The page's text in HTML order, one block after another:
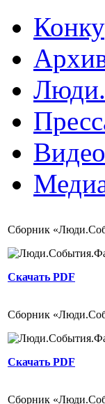
Сборник
Скачать PDF
Сборник
Скачать PDF
Сборник